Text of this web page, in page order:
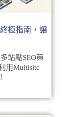
極指南，讓
站點SEO策
用Multisite